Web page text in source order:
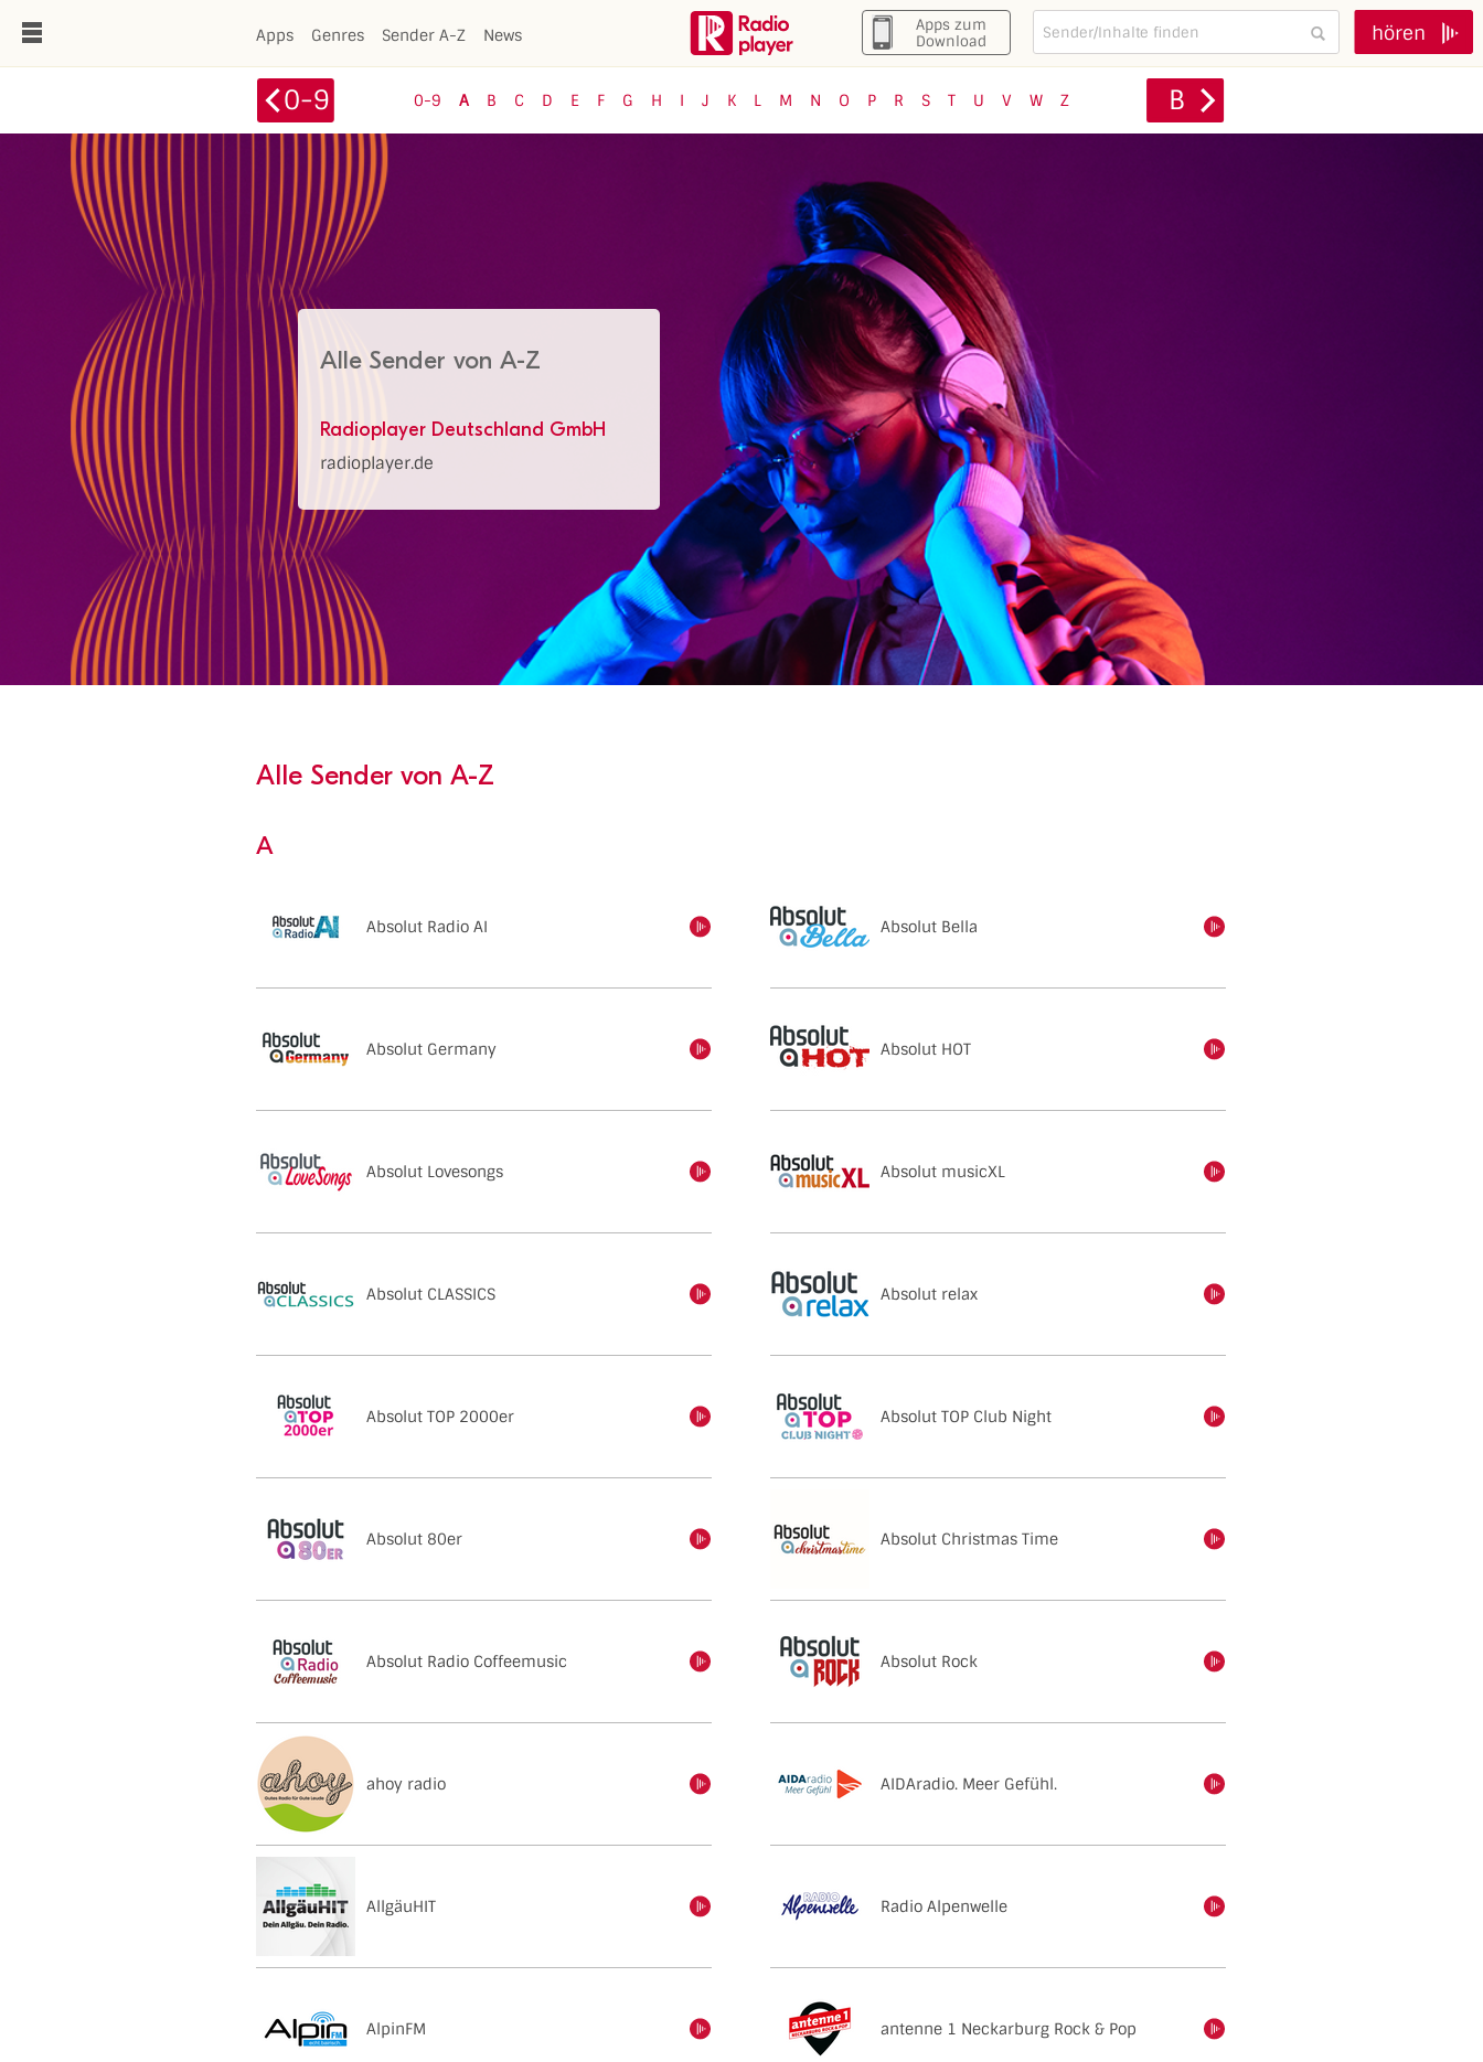
Apps Genres Sender A-Z News
Apps zum
Download
hören
0-9 A B C D E F G H I J K L M N O P R S T U V W Z
0-9 B
Alle Sender von A-Z
Radioplayer Deutschland GmbH
radioplayer.de
Alle Sender von A-Z
A
Absolut Radio AI Absolut Bella
Absolut Germany Absolut HOT
Absolut Lovesongs Absolut musicXL
Absolut CLASSICS Absolut relax
Absolut TOP 2000er Absolut TOP Club Night
Absolut 80er Absolut Christmas Time
Absolut Radio Coffeemusic Absolut Rock
ahoy radio AIDAradio. Meer Gefühl.
AllgäuHIT Radio Alpenwelle
AlpinFM antenne 1 Neckarburg Rock & Pop
einschalten